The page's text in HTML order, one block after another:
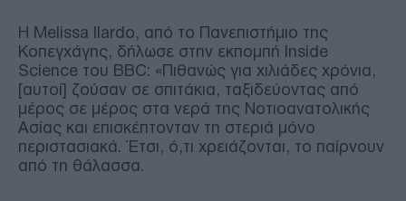
Η Melissa Ilardo, από το Πανεπιστήμιο της
Κοπεγχάγης, δήλωσε στην εκπομπή Inside
Science του BBC: «Πιθανώς για χιλιάδες χρόνια,
[αυτοί] ζούσαν σε σπιτάκια, ταξιδεύοντας από
μέρος σε μέρος στα νερά της Νοτιοανατολικής
Ασίας και επισκέπτονταν τη στεριά μόνο
περιστασιακά. Έτσι, ό,τι χρειάζονται, το παίρνουν
από τη θάλασσα.